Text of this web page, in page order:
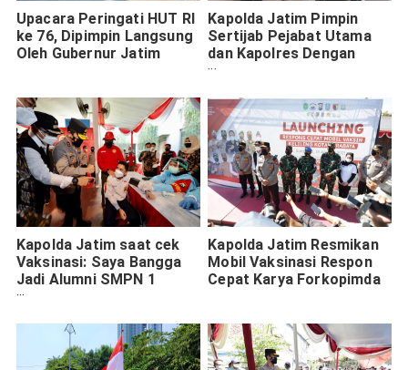
Upacara Peringati HUT RI
ke 76, Dipimpin Langsung
Oleh Gubernur Jatim
Kapolda Jatim Pimpin
Sertijab Pejabat Utama
dan Kapolres Dengan
Prokes Ketat
Kapolda Jatim saat cek
Vaksinasi: Saya Bangga
Jadi Alumni SMPN 1
Surabaya
Kapolda Jatim Resmikan
Mobil Vaksinasi Respon
Cepat Karya Forkopimda